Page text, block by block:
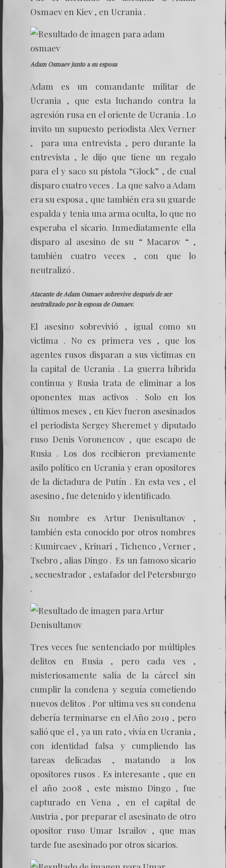
Osmaev en Kiev , en Ucrania .
Adam Osmaev junto a su esposa
Adam es un comandante militar de
Ucrania , que esta luchando contra la
agresión rusa en el oriente de Ucrania . Lo
invito un supuesto periodista Alex Verner
, para una entrevista , pero durante la
entrevista , le dijo que tiene un regalo
para el y saco su pistola “Glock” , de cual
disparo cuatro veces . La que salvo a Adam
era su esposa , que también era su guarde
espalda y tenia una arma oculta, lo que no
esperaba el sicario. Inmediatamente ella
disparo al asesino de su “ Macarov “ ,
también cuatro veces , con que lo
neutralizó .
Atacante de Adam Osmaev sobrevive después de ser
neutralizado por la esposa de Osmaev.
El asesino sobrevivió , igual como su
victima . No es primera ves , que los
agentes rusos disparan a sus victimas en
la capital de Ucrania . La guerra híbrida
continua y Rusia trata de eliminar a los
oponentes mas activos . Solo en los
últimos meses , en Kiev fueron asesinados
el periodista Sergey Sheremet y diputado
ruso Denis Voronencov , que escapo de
Rusia . Los dos recibieron previamente
asilo político en Ucrania y eran opositores
de la dictadura de Putín . En esta ves , el
asesino , fue detenido y identificado.
Su nombre es Artur Denisultanov ,
también esta conocido por otros nombres
: Kumircaev , Krinari , Tichenco , Verner ,
Tsebro , alias Dingo . Es un famoso sicario
, secuestrador , estafador del Petersburgo
.
Tres veces fue sentenciado por múltiples
delitos en Rusia , pero cada ves ,
misteriosamente salía de la cárcel sin
cumplir la condena y seguía cometiendo
nuevos delitos . Por ultima ves su condena
debería terminarse en el Año 2019 , pero
salió que el , ya un rato , vivía en Ucrania ,
con identidad falsa y cumpliendo las
tareas delicadas , matando a los
opositores rusos . Es interesante , que en
el año 2008 , este mismo Dingo , fue
capturado en Vena , en el capital de
Austria , por preparar el asesinato de otro
opositor ruso Umar Israilov , que mas
tarde fue asesinado por otros sicarios.